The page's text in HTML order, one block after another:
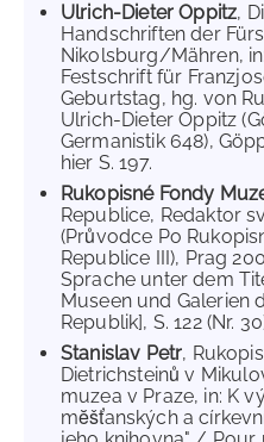
Ulrich-Dieter Oppitz,
Handschriften der
Nikolsburg/Mähren,
Festschrift für
Geburtstag, hg. von
Ulrich-Dieter Oppitz
Germanistik 648),
hier S. 197.
Rukopisné Fondy
Republice, Redaktor
(Průvodce Po
Republice III), Prag
Sprache unter dem
Museen und Galerien
Republik], S. 122 (Nr.
Stanislav Petr,
Dietrichsteinů v
muzea v Praze, in: K
mĕšťanských a